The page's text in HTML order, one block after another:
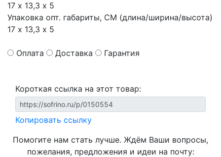
17 х 13,3 х 5
Упаковка опт. габариты, СМ (длина/ширина/высота)
17 х 13,3 х 5
Оплата Доставка Гарантия
Короткая ссылка на этот товар:
Копировать ссылку
Помогите нам стать лучше. Ждём Ваши вопросы,
пожелания, предложения и идеи на почту: